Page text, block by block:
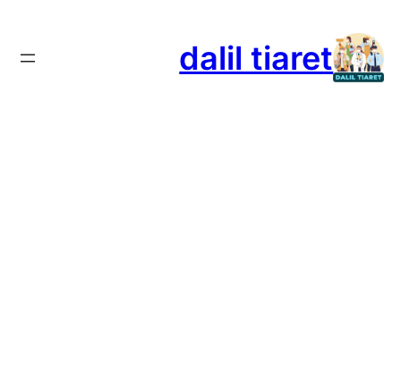
إلى
المحتوى
dalil tiaret